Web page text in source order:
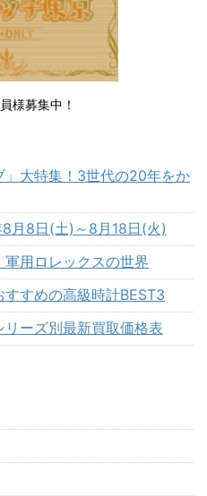
様募集中！
」大特集！3世代の20年をか
月8日(土)～8月18日(火)
軍用ロレックスの世界
すめの高級時計BEST3
リーズ別最新買取価格表